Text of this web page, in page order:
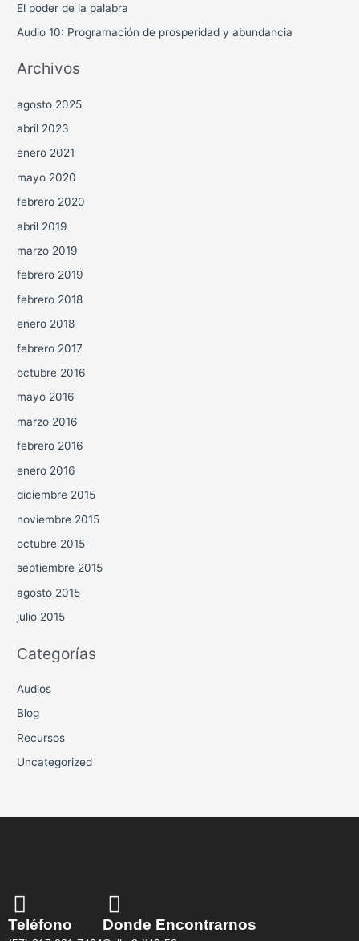
o
r
El poder de la palabra
Audio 10: Programación de prosperidad y abundancia
Archivos
agosto 2025
abril 2023
enero 2021
mayo 2020
febrero 2020
abril 2019
marzo 2019
febrero 2019
febrero 2018
enero 2018
febrero 2017
octubre 2016
mayo 2016
marzo 2016
febrero 2016
enero 2016
diciembre 2015
noviembre 2015
octubre 2015
septiembre 2015
agosto 2015
julio 2015
Categorías
Audios
Blog
Recursos
Uncategorized
Teléfono Donde Encontrarnos